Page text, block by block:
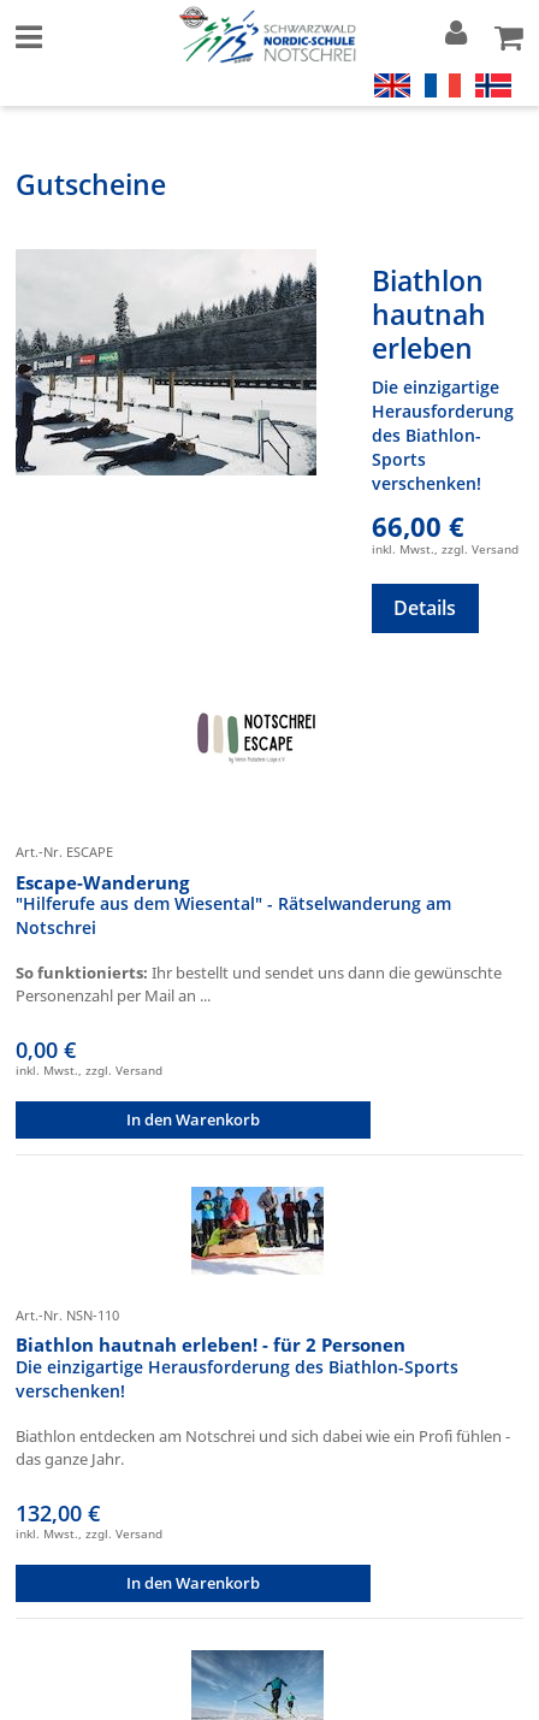
Gutscheine
Biathlon
hautnah
erleben
Die einzigartige
Herausforderung
des Biathlon-
Sports
verschenken!
66,00 €
inkl. Mwst., zzgl. Versand
Details
Art.-Nr. ESCAPE
Escape-Wanderung
"Hilferufe aus dem Wiesental" - Rätselwanderung am
Notschrei
So funktionierts: Ihr bestellt und sendet uns dann die gewünschte
Personenzahl per Mail an ...
0,00 €
inkl. Mwst., zzgl. Versand
In den Warenkorb
Art.-Nr. NSN-110
Biathlon hautnah erleben! - für 2 Personen
Die einzigartige Herausforderung des Biathlon-Sports
verschenken!
Biathlon entdecken am Notschrei und sich dabei wie ein Profi fühlen -
das ganze Jahr.
132,00 €
inkl. Mwst., zzgl. Versand
In den Warenkorb